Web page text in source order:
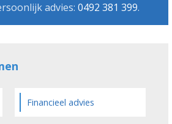
advies: 0492 381 399.
Financieel advies